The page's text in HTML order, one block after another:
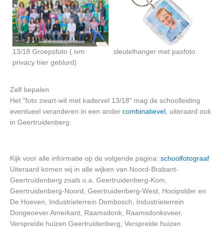
13/18 Groepsfoto ( ivm
privacy hier geblurd)
sleutelhanger met pasfoto
Zelf bepalen
Het "foto zwart-wit met kadervel 13/18" mag de schoolleiding
eventueel veranderen in een ander combinatievel , uiteraard ook
in Geertruidenberg.
Kijk voor alle informatie op de volgende pagina: schoolfotograaf
Uiteraard komen wij in alle wijken van Noord-Brabant-
Geertruidenberg zoals o.a. Geertruidenberg-Kom,
Geertruidenberg-Noord, Geertruidenberg-West, Hooipolder en
De Hoeven, Industrieterrein Dombosch, Industrieterrein
Dongeoever Amerkant, Raamsdonk, Raamsdonksveer,
Verspreide huizen Geertruidenberg, Verspreide huizen